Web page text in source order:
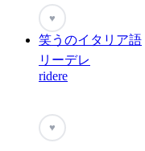
♥
笑うのイタリア語
リーデレ
ridere
♥